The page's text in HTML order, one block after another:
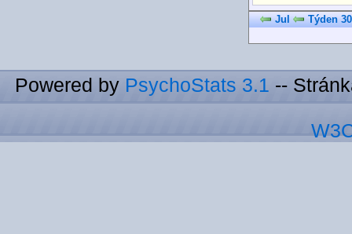
Jul Týden
Powered by PsychoStats 3.1 --